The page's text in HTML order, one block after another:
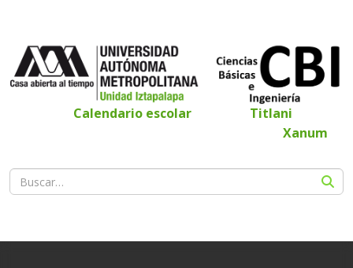
Calendario escolar
Titlani
Xanum